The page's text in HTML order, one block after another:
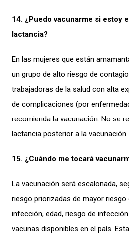
14. ¿Puedo vacunarme si estoy
lactancia?
En las mujeres que están
un grupo de alto riesgo de
trabajadoras de la salud con alta
de complicaciones (por
recomienda la vacunación. No se
lactancia posterior a la vacunación.
15. ¿Cuándo me tocará
La vacunación será escalonada,
riesgo priorizadas de mayor riesgo
infección, edad, riesgo de
vacunas disponibles en el país.